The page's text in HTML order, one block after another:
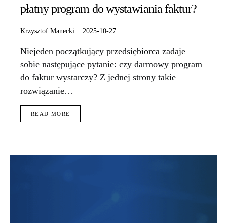
płatny program do wystawiania faktur?
Krzysztof Manecki 2025-10-27
Niejeden początkujący przedsiębiorca zadaje
sobie następujące pytanie: czy darmowy program
do faktur wystarczy? Z jednej strony takie
rozwiązanie…
READ MORE